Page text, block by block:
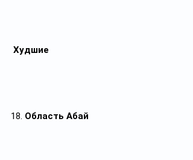
Худшие
18. Область Абай